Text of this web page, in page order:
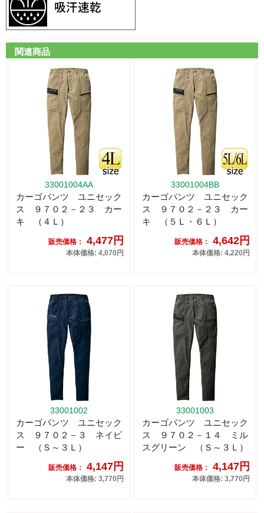
関連商品
33001004AA
カーゴパンツ ユニセック
ス ９７０２－２３ カー
キ （４Ｌ）
販売価格： 4,477円
本体価格: 4,070円
33001004BB
カーゴパンツ ユニセック
ス ９７０２－２３ カー
キ （５Ｌ・６Ｌ）
販売価格： 4,642円
本体価格: 4,220円
33001002
カーゴパンツ ユニセック
ス ９７０２－３ ネイビ
ー （Ｓ～３Ｌ）
販売価格： 4,147円
本体価格: 3,770円
33001003
カーゴパンツ ユニセック
ス ９７０２－１４ ミル
スグリーン （Ｓ～３Ｌ）
販売価格： 4,147円
本体価格: 3,770円